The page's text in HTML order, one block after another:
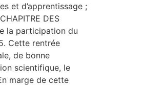
et d’apprentissage ;
DES
la participation du
Cette rentrée
de bonne
scientifique, le
marge de cette